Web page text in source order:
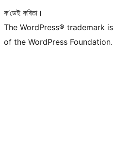
ক’ডেই কবিতা।
The WordPress® trademark
of the WordPress Foundation.